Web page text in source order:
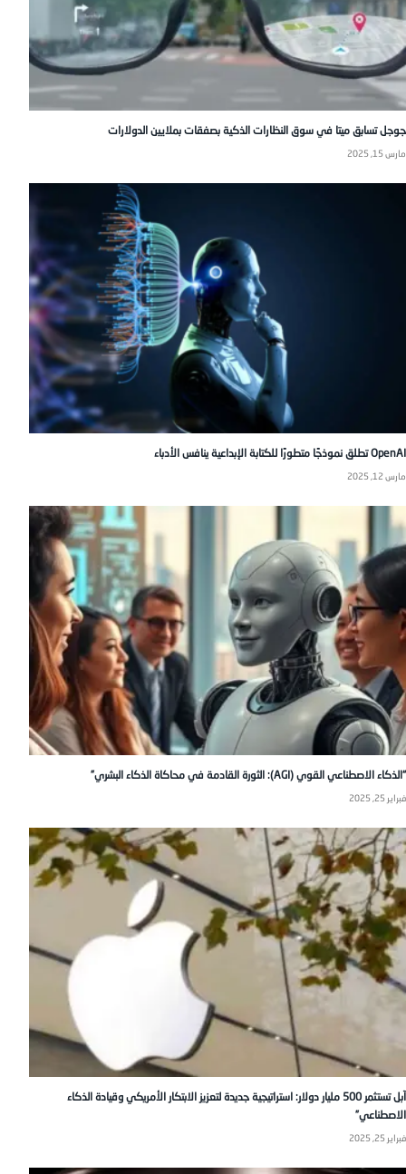
جوجل تسابق ميتا في سوق النظارات الذكية بصفقات بملايين الدولارات
مارس 15, 2025
OpenAI تطلق نموذجًا متطورًا للكتابة الإبداعية ينافس الأدباء
مارس 12, 2025
“الذكاء الاصطناعي القوي (AGI): الثورة القادمة في محاكاة الذكاء البشري”
فبراير 25, 2025
آبل تستثمر 500 مليار دولار: استراتيجية جديدة لتعزيز الابتكار الأمريكي وقيادة الذكاء
الاصطناعي”
فبراير 25, 2025